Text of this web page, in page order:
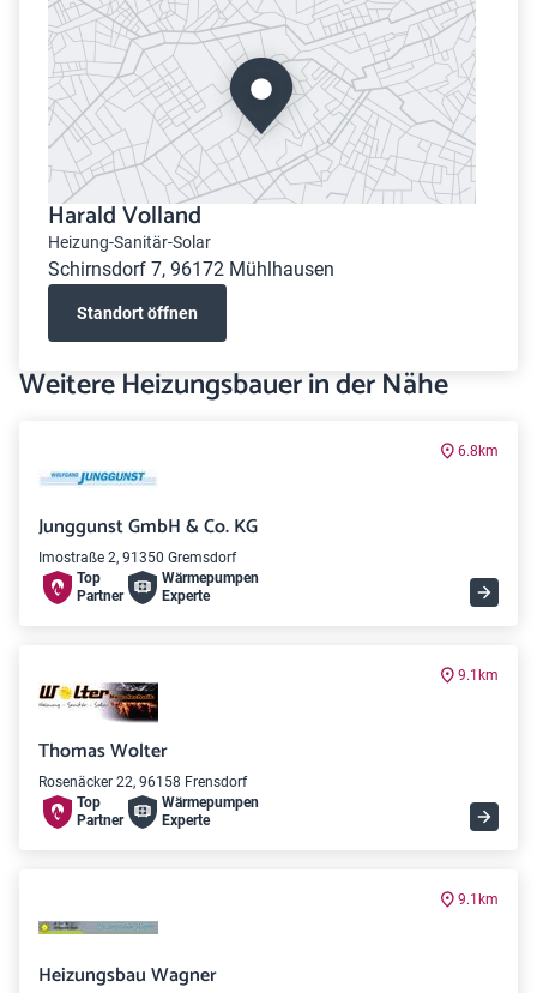
Harald Volland
Heizung-Sanitär-Solar
Schirnsdorf 7, 96172 Mühlhausen
Standort öffnen
Weitere Heizungsbauer in der Nähe
6.8km
Junggunst GmbH & Co. KG
Imostraße 2, 91350 Gremsdorf
Top
Partner
Wärme­pumpen
Experte
9.1km
Thomas Wolter
Rosenäcker 22, 96158 Frensdorf
Top
Partner
Wärme­pumpen
Experte
9.1km
Heizungsbau Wagner